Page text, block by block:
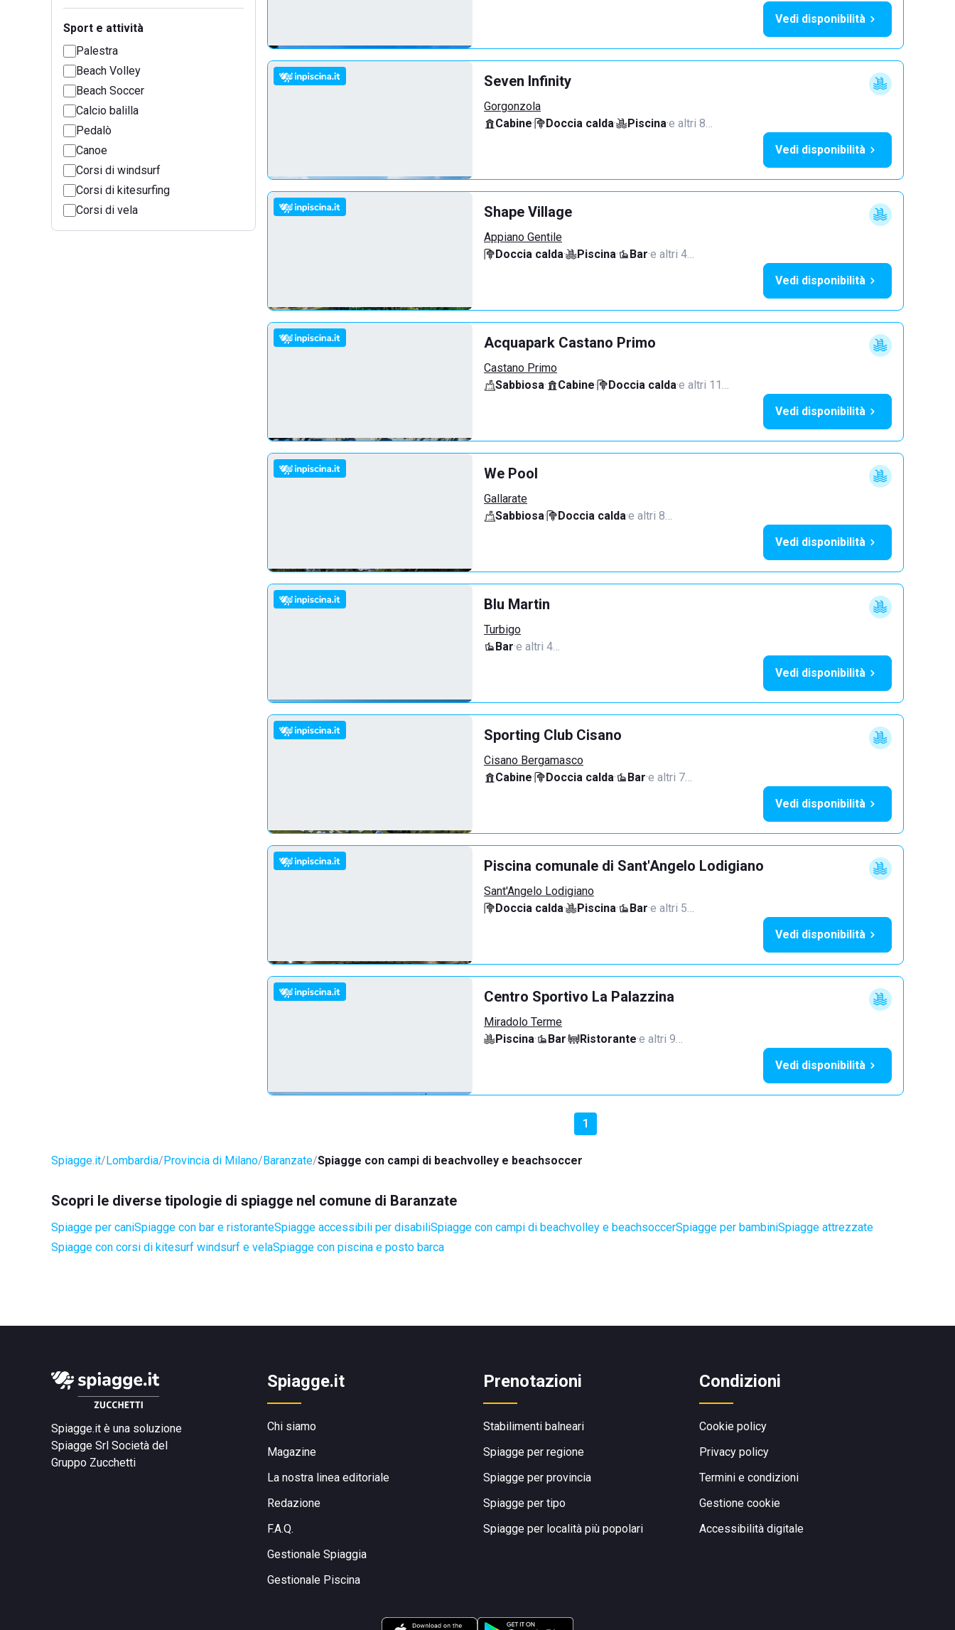
Sport e attività
Palestra
Beach Volley
Beach Soccer
Calcio balilla
Pedalò
Canoe
Corsi di windsurf
Corsi di kitesurfing
Corsi di vela
Vedi disponibilità
Seven Infinity
Gorgonzola
Cabine· Doccia calda· Piscina·e altri 8…
Vedi disponibilità
Shape Village
Appiano Gentile
Doccia calda· Piscina· Bar·e altri 4…
Vedi disponibilità
Acquapark Castano Primo
Castano Primo
Sabbiosa· Cabine· Doccia calda·e altri 11…
Vedi disponibilità
We Pool
Gallarate
Sabbiosa· Doccia calda·e altri 8…
Vedi disponibilità
Blu Martin
Turbigo
Bar·e altri 4…
Vedi disponibilità
Sporting Club Cisano
Cisano Bergamasco
Cabine· Doccia calda· Bar·e altri 7…
Vedi disponibilità
Piscina comunale di Sant'Angelo Lodigiano
Sant'Angelo Lodigiano
Doccia calda· Piscina· Bar·e altri 5…
Vedi disponibilità
Centro Sportivo La Palazzina
Miradolo Terme
Piscina· Bar· Ristorante·e altri 9…
Vedi disponibilità
1
Spiagge.it Lombardia Provincia di Milano Baranzate Spiagge con campi di beachvolley e beachsoccer
Scopri le diverse tipologie di spiagge nel comune di Baranzate
Spiagge per caniSpiagge con bar e ristoranteSpiagge accessibili per disabiliSpiagge con campi di beachvolley e beachsoccerSpiagge per bambiniSpiagge attrezzate
Spiagge con corsi di kitesurf windsurf e velaSpiagge con piscina e posto barca
Spiagge.it è una soluzione
Spiagge Srl Società del
Gruppo Zucchetti
Spiagge.it
Chi siamo
Magazine
La nostra linea editoriale
Redazione
F.A.Q.
Gestionale Spiaggia
Gestionale Piscina
Prenotazioni
Stabilimenti balneari
Spiagge per regione
Spiagge per provincia
Spiagge per tipo
Spiagge per località più popolari
Condizioni
Cookie policy
Privacy policy
Termini e condizioni
Gestione cookie
Accessibilità digitale